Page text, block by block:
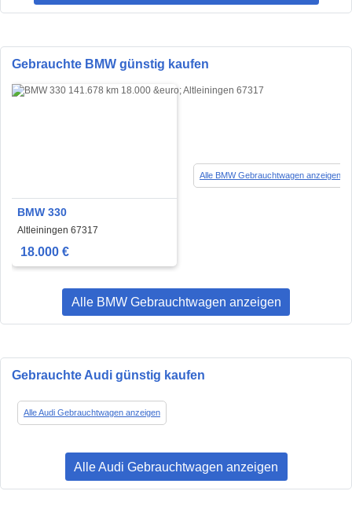
Gebrauchte BMW günstig kaufen
BMW 330
Altleiningen 67317
18.000 €
Alle BMW Gebrauchtwagen anzeigen
Alle BMW Gebrauchtwagen anzeigen
Gebrauchte Audi günstig kaufen
Alle Audi Gebrauchtwagen anzeigen
Alle Audi Gebrauchtwagen anzeigen